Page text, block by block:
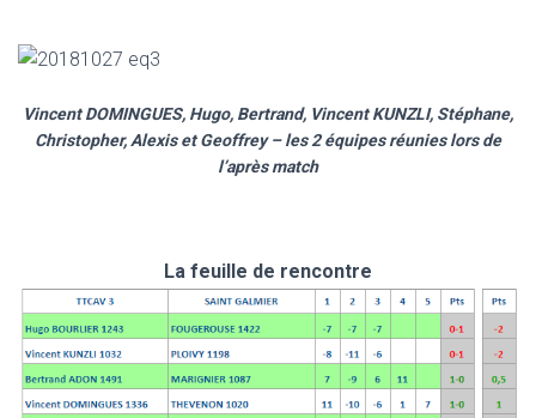
Vincent DOMINGUES, Hugo, Bertrand, Vincent KUNZLI, Stéphane,
Christopher, Alexis et Geoffrey – les 2 équipes réunies lors de
l’après match
La feuille de rencontre